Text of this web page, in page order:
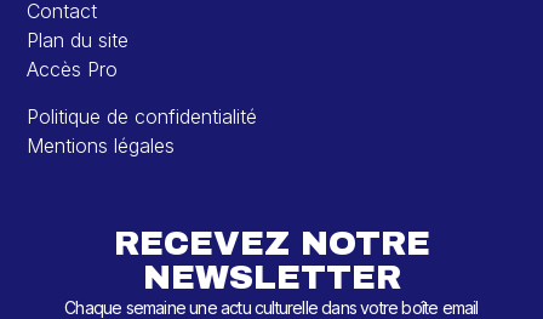
Contact
Plan du site
Accès Pro
Politique de confidentialité
Mentions légales
RECEVEZ NOTRE
NEWSLETTER
Chaque semaine une actu culturelle dans votre boîte email